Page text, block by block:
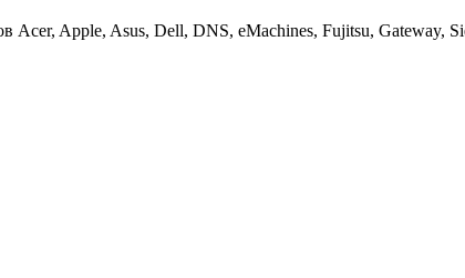
Acer, Apple, Asus, Dell, DNS, eMachines, Fujitsu, Gateway,